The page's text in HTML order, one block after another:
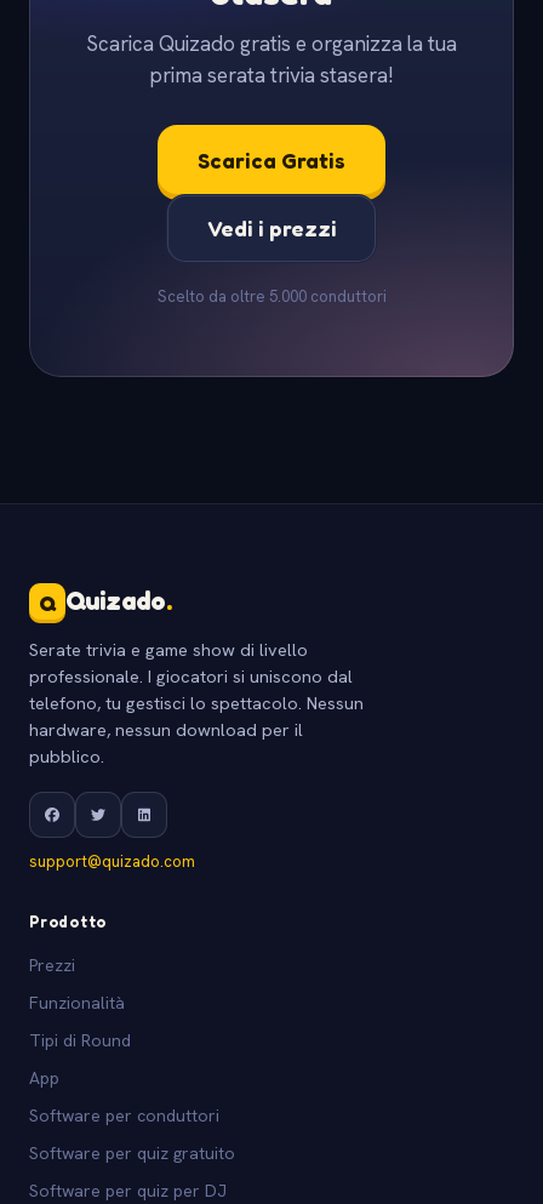
Scarica Quizado gratis e organizza la tua
prima serata trivia stasera!
Scarica Gratis
Vedi i prezzi
Scelto da oltre 5.000 conduttori
Q Quizado.
Serate trivia e game show di livello
professionale. I giocatori si uniscono dal
telefono, tu gestisci lo spettacolo. Nessun
hardware, nessun download per il
pubblico.
support@quizado.com
Prodotto
Prezzi
Funzionalità
Tipi di Round
App
Software per conduttori
Software per quiz gratuito
Software per quiz per DJ